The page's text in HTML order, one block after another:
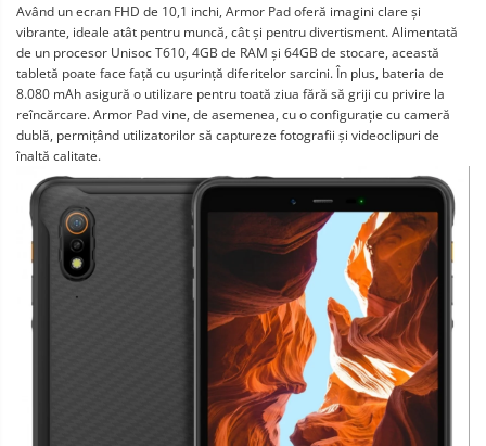
Având un ecran FHD de 10,1 inchi, Armor Pad oferă imagini clare și
vibrante, ideale atât pentru muncă, cât și pentru divertisment. Alimentată
de un procesor Unisoc T610, 4GB de RAM și 64GB de stocare, această
tabletă poate face față cu ușurință diferitelor sarcini. În plus, bateria de
8.080 mAh asigură o utilizare pentru toată ziua fără să griji cu privire la
reîncărcare. Armor Pad vine, de asemenea, cu o configurație cu cameră
dublă, permițând utilizatorilor să captureze fotografii și videoclipuri de
înaltă calitate.